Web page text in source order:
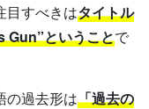
目すべきはタイトル
Gun”ということで
の過去形は「過去の